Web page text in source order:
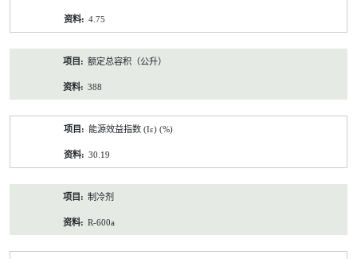
4.75
额定总容积（公升）
388
能源效益指数 (Iε) (%)
30.19
制冷剂
R-600a